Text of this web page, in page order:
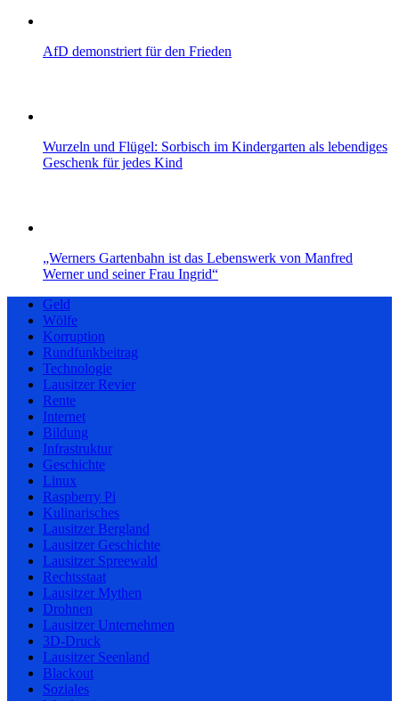
AfD demonstriert für den Frieden
Wurzeln und Flügel: Sorbisch im Kindergarten als lebendiges
Geschenk für jedes Kind
„Werners Gartenbahn ist das Lebenswerk von Manfred
Werner und seiner Frau Ingrid“
Geld
Wölfe
Korruption
Rundfunkbeitrag
Technologie
Lausitzer Revier
Rente
Internet
Bildung
Infrastruktur
Geschichte
Linux
Raspberry Pi
Kulinarisches
Lausitzer Bergland
Lausitzer Geschichte
Lausitzer Spreewald
Rechtsstaat
Lausitzer Mythen
Drohnen
Lausitzer Unternehmen
3D-Druck
Lausitzer Seenland
Blackout
Soziales